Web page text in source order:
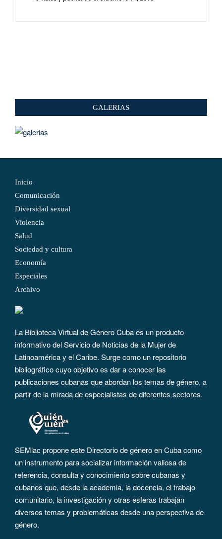
GALERIAS
Inicio
Comunicación
Diversidad sexual
Violencia
Salud
Sociedad y cultura
Economía
Especiales
Archivo
La Biblioteca Virtual de Género Cuba es un producto
informativo del Servicio de Noticias de la Mujer de
Latinoamérica y el Caribe. Surge como un repositorio
bibliográfico cuyo objetivo es dar a conocer las
publicaciones cubanas que abordan los temas de género, a
partir de la mirada de especialistas de diferentes sectores.
SEMlac propone este Directorio de género en Cuba como
un instrumento para socializar información valiosa de
referencia, consulta y conocimiento sobre cubanas y
cubanos que, desde la academia, la docencia, el trabajo
comunitario, la investigación y otras esferas trabajan
diversos temas y problemáticas desde una perspectiva de
género.